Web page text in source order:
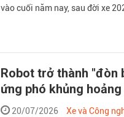
vào cuối năm nay, sau đời xe
Robot trở thành "đòn
ứng phó khủng
20/07/2026 Xe và Công